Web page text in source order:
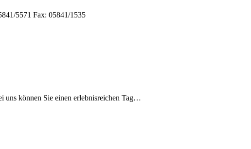
5571 Fax: 05841/1535
uns können Sie einen erlebnisreichen Tag…